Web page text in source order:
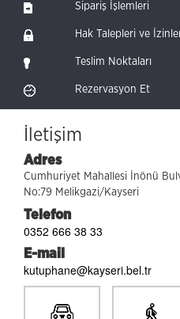
Sipariş İşlemleri
Hak Talepleri ve
Teslim Noktaları
Rezervasyon Et
İletişim
Adres
Cumhuriyet Mahallesi İnönü
No:79 Melikgazi/Kayseri
Telefon
0352 666 38 33
E-mail
kutuphane@kayseri.bel.tr